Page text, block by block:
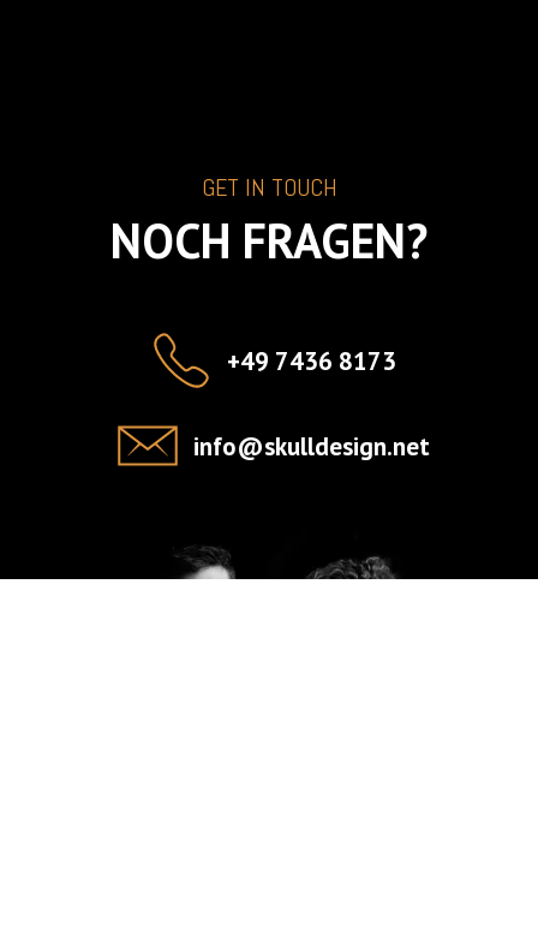
GET IN TOUCH
NOCH FRAGEN?
+49 7436 8173
info@skulldesign.net